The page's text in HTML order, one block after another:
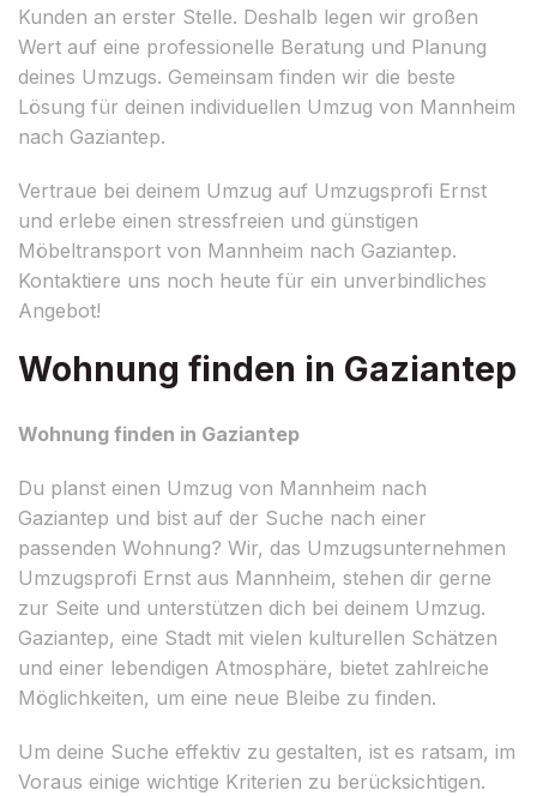
Kunden an erster Stelle. Deshalb legen wir großen
Wert auf eine professionelle Beratung und Planung
deines Umzugs. Gemeinsam finden wir die beste
Lösung für deinen individuellen Umzug von Mannheim
nach Gaziantep.
Vertraue bei deinem Umzug auf Umzugsprofi Ernst
und erlebe einen stressfreien und günstigen
Möbeltransport von Mannheim nach Gaziantep.
Kontaktiere uns noch heute für ein unverbindliches
Angebot!
Wohnung finden in Gaziantep
Wohnung finden in Gaziantep
Du planst einen Umzug von Mannheim nach
Gaziantep und bist auf der Suche nach einer
passenden Wohnung? Wir, das Umzugsunternehmen
Umzugsprofi Ernst aus Mannheim, stehen dir gerne
zur Seite und unterstützen dich bei deinem Umzug.
Gaziantep, eine Stadt mit vielen kulturellen Schätzen
und einer lebendigen Atmosphäre, bietet zahlreiche
Möglichkeiten, um eine neue Bleibe zu finden.
Um deine Suche effektiv zu gestalten, ist es ratsam, im
Voraus einige wichtige Kriterien zu berücksichtigen.